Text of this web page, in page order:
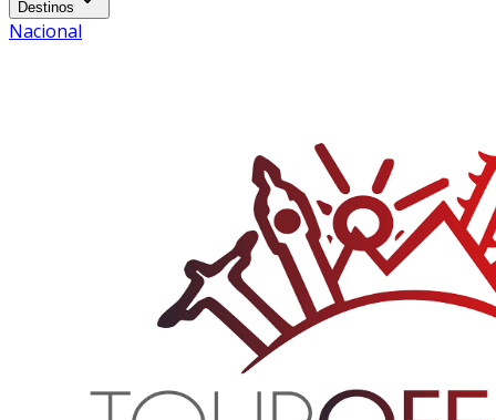
Destinos
Nacional